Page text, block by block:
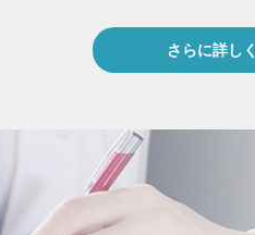
さらに詳しく